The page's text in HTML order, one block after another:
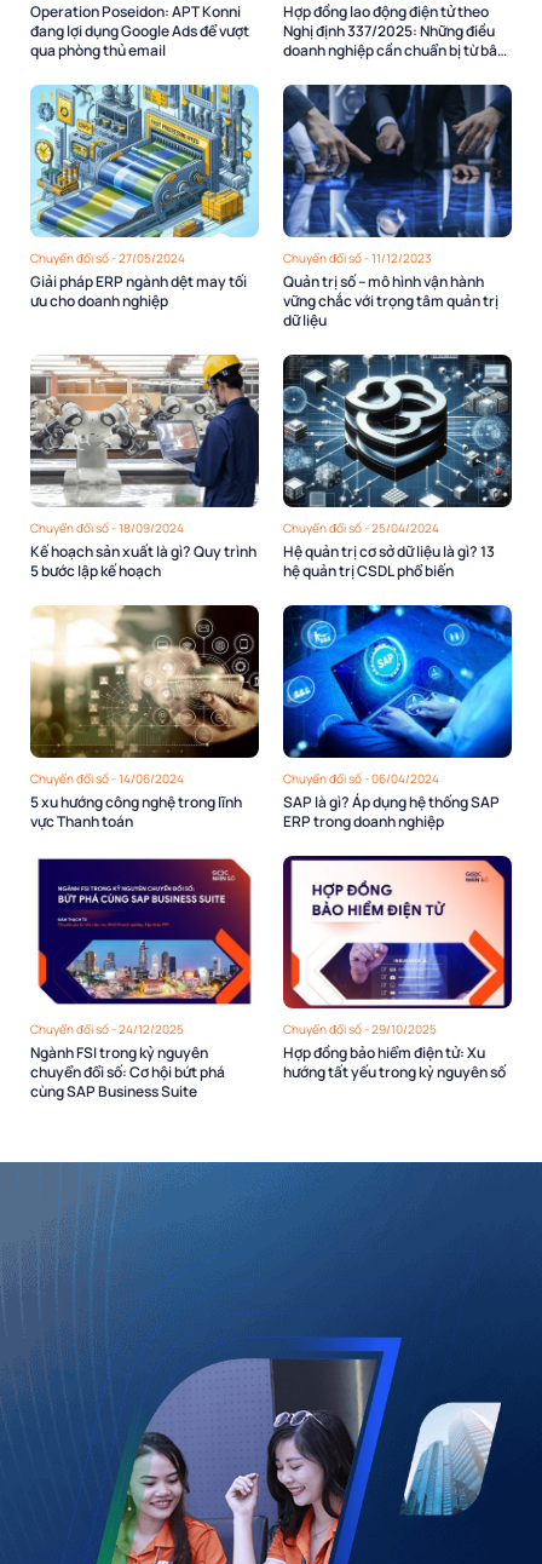
Operation Poseidon: APT Konni
đang lợi dụng Google Ads để vượt
qua phòng thủ email
Hợp đồng lao động điện tử theo
Nghị định 337/2025: Những điều
doanh nghiệp cần chuẩn bị từ bây
Chuyển đổi số - 27/05/2024
Giải pháp ERP ngành dệt may tối
ưu cho doanh nghiệp
Chuyển đổi số - 11/12/2023
Quản trị số – mô hình vận hành
vững chắc với trọng tâm quản trị
dữ liệu
Chuyển đổi số - 18/09/2024
Kế hoạch sản xuất là gì? Quy trình
5 bước lập kế hoạch
Chuyển đổi số - 25/04/2024
Hệ quản trị cơ sở dữ liệu là gì? 13
hệ quản trị CSDL phổ biến
Chuyển đổi số - 14/06/2024
5 xu hướng công nghệ trong lĩnh
vực Thanh toán
Chuyển đổi số - 06/04/2024
SAP là gì? Áp dụng hệ thống SAP
ERP trong doanh nghiệp
Chuyển đổi số - 24/12/2025
Ngành FSI trong kỷ nguyên
chuyển đổi số: Cơ hội bứt phá
cùng SAP Business Suite
Chuyển đổi số - 29/10/2025
Hợp đồng bảo hiểm điện tử: Xu
hướng tất yếu trong kỷ nguyên số